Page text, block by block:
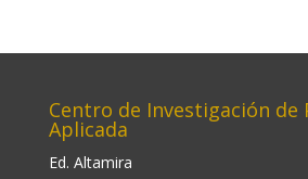
Centro de Investigación de
Aplicada
Ed. Altamira